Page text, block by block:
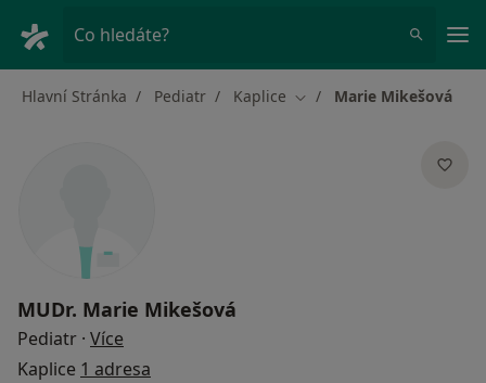
Co hledáte?
Hlavní Stránka Pediatr Kaplice Změna města
Marie Mikešová
MUDr. Marie Mikešová
Pediatr · Více
Kaplice 1 adresa